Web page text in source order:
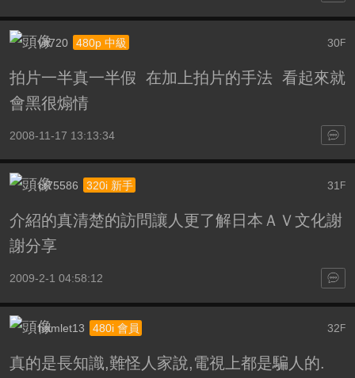
30F
vlt720 480p 中級
拍片一半真一半假 在加上拍片的手法 看起來就
會黑很煽情
2008-11-17 13:13:34
31 F
ct75586 320i 新手
介紹的真清楚的訪問讓人更了解日本ＡＶ文化謝
謝分享
2009-2-1 04:58:12
32 F
hamlet13 480i 會員
真的是長知識,難怪人家說,電視上都是騙人的.